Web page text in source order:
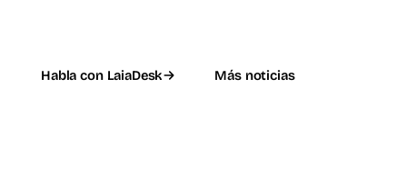
Habla con LaiaDesk Más noticias